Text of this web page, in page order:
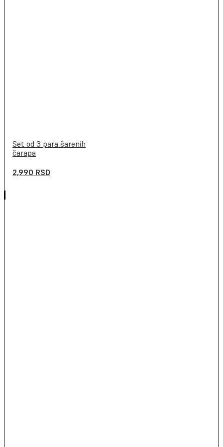
Set od 3 para šarenih
čarapa
2,990 RSD